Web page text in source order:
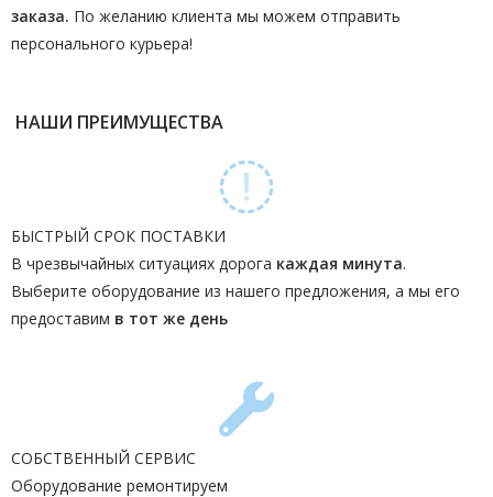
заказа. По желанию клиента мы можем отправить
персонального курьера!
НАШИ ПРЕИМУЩЕСТВА
БЫСТРЫЙ СРОК ПОСТАВКИ
В чрезвычайных ситуациях дорога каждая минута.
Выберите оборудование из нашего предложения, а мы его
предоставим в тот же день
СОБСТВЕННЫЙ СЕРВИС
Оборудование ремонтируем